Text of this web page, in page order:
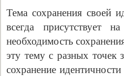
Тема сохранения своей
всегда присутствует
необходимость
эту тему с разных точек
сохранение